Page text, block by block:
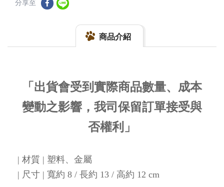
分享至
商品介紹
「出貨會受到實際商品數量、成本
變動之影響，我司保留訂單接受與
否權利」
| 材質 | 塑料、金屬
| 尺寸 | 寬約 8 / 長約 13 / 高約 12 cm